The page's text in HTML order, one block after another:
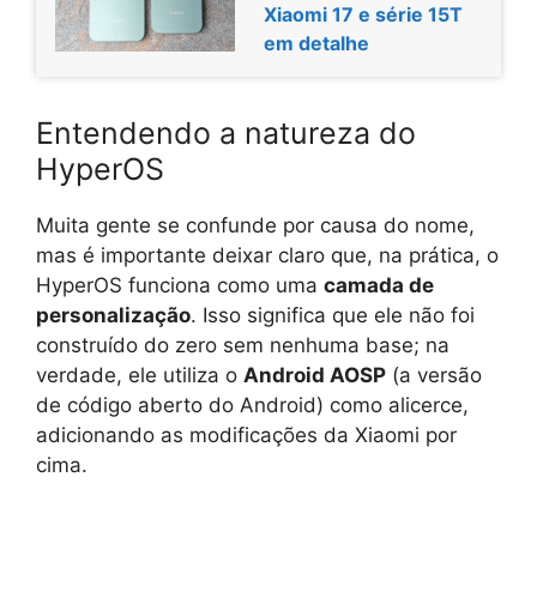
Xiaomi 17 e série 15T
em detalhe
Entendendo a natureza do
HyperOS
Muita gente se confunde por causa do nome,
mas é importante deixar claro que, na prática, o
HyperOS funciona como uma camada de
personalização. Isso significa que ele não foi
construído do zero sem nenhuma base; na
verdade, ele utiliza o Android AOSP (a versão
de código aberto do Android) como alicerce,
adicionando as modificações da Xiaomi por
cima.